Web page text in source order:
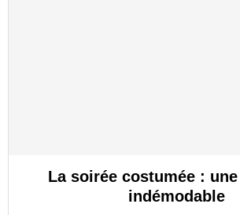
La soirée costumée :
indémodable